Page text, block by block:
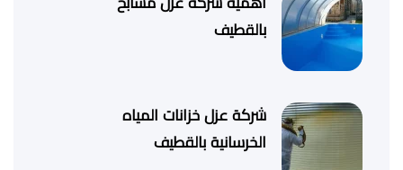
بالقطيف
شركة عزل خزانات المياه
الخرسانية بالقطيف